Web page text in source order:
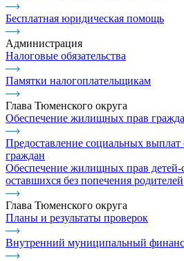
Бесплатная юридическая помощь
Администрация
Налоговые обязательства
Памятки налогоплательщикам
Глава Тюменского округа
Обеспечение жилищных прав
Предоставление социальных
граждан
Обеспечение жилищных прав детей-
оставшихся без попечения родителей
Глава Тюменского округа
Планы и результаты проверок
Внутренний муниципальный